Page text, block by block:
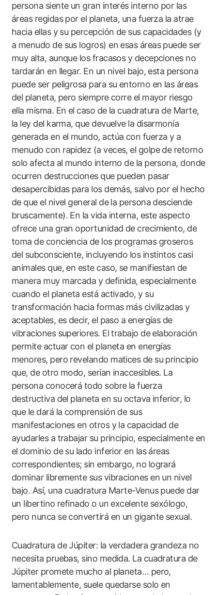
persona siente un gran interés interno por las
áreas regidas por el planeta, una fuerza la atrae
hacia ellas y su percepción de sus capacidades (y
a menudo de sus logros) en esas áreas puede ser
muy alta, aunque los fracasos y decepciones no
tardarán en llegar. En un nivel bajo, esta persona
puede ser peligrosa para su entorno en las áreas
del planeta, pero siempre corre el mayor riesgo
ella misma. En el caso de la cuadratura de Marte,
la ley del karma, que devuelve la disarmonía
generada en el mundo, actúa con fuerza y a
menudo con rapidez (a veces, el golpe de retorno
solo afecta al mundo interno de la persona, donde
ocurren destrucciones que pueden pasar
desapercibidas para los demás, salvo por el hecho
de que el nivel general de la persona desciende
bruscamente). En la vida interna, este aspecto
ofrece una gran oportunidad de crecimiento, de
toma de conciencia de los programas groseros
del subconsciente, incluyendo los instintos casi
animales que, en este caso, se manifiestan de
manera muy marcada y definida, especialmente
cuando el planeta está activado, y su
transformación hacia formas más civilizadas y
aceptables, es decir, el paso a energías de
vibraciones superiores. El trabajo de elaboración
permite actuar con el planeta en energías
menores, pero revelando matices de su principio
que, de otro modo, serían inaccesibles. La
persona conocerá todo sobre la fuerza
destructiva del planeta en su octava inferior, lo
que le dará la comprensión de sus
manifestaciones en otros y la capacidad de
ayudarles a trabajar su principio, especialmente en
el dominio de su lado inferior en las áreas
correspondientes; sin embargo, no logrará
dominar libremente sus vibraciones en un nivel
bajo. Así, una cuadratura Marte-Venus puede dar
un libertino refinado o un excelente sexólogo,
pero nunca se convertirá en un gigante sexual.
Cuadratura de Júpiter: la verdadera grandeza no
necesita pruebas, sino medida. La cuadratura de
Júpiter promete mucho al planeta… pero,
lamentablemente, suele quedarse solo en